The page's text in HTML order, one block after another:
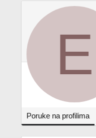
E
Poruke na profilima